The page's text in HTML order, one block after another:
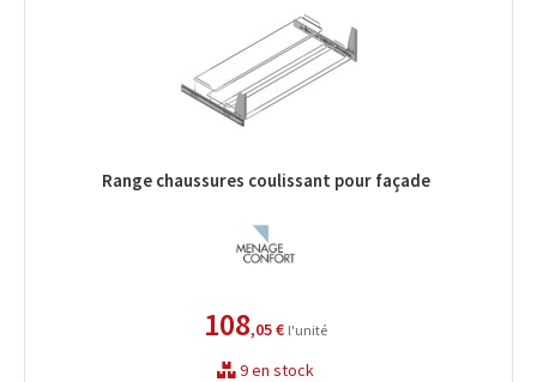
Range chaussures coulissant pour façade
108,05 € l'unité
9 en stock